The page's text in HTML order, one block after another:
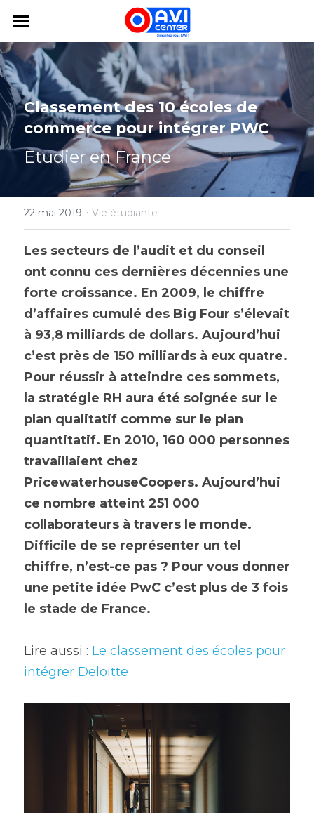
Mon Avi
Mes Services
Mon assurance voyage
logement
Mon projet
Mes études en France
Blog
Bourse
app
+33188325450
Espace abonné
Classement des 10 écoles de
commerce pour intégrer PWC
Etudier en France
22 mai 2019 · Vie étudiante
Les secteurs de l’audit et du conseil
ont connu ces dernières décennies une
forte croissance. En 2009, le chiffre
d’affaires cumulé des Big Four s’élevait
à 93,8 milliards de dollars. Aujourd’hui
c’est près de 150 milliards à eux quatre.
Pour réussir à atteindre ces sommets,
la stratégie RH aura été soignée sur le
plan qualitatif comme sur le plan
quantitatif. En 2010, 160 000 personnes
travaillaient chez
PricewaterhouseCoopers. Aujourd’hui
ce nombre atteint 251 000
collaborateurs à travers le monde.
Difficile de se représenter un tel
chiffre, n’est-ce pas ? Pour vous donner
une petite idée PwC c’est plus de 3 fois
le stade de France.
Lire aussi : Le classement des écoles pour
intégrer Deloitte
LES CATÉGORIES DE LA BOUTIQUE
Toutes les catégories